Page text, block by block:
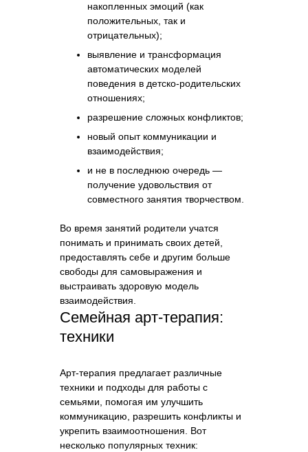
накопленных эмоций (как
положительных, так и
отрицательных);
выявление и трансформация
автоматических моделей
поведения в детско-родительских
отношениях;
разрешение сложных конфликтов;
новый опыт коммуникации и
взаимодействия;
и не в последнюю очередь —
получение удовольствия от
совместного занятия творчеством.
Во время занятий родители учатся
понимать и принимать своих детей,
предоставлять себе и другим больше
свободы для самовыражения и
выстраивать здоровую модель
взаимодействия.
Семейная арт-терапия:
техники
Арт-терапия предлагает различные
техники и подходы для работы с
семьями, помогая им улучшить
коммуникацию, разрешить конфликты и
укрепить взаимоотношения. Вот
несколько популярных техник: